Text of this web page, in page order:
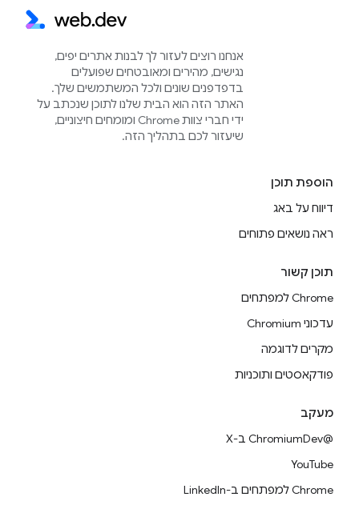
אנחנו רוצים לעזור לך לבנות אתרים יפים,
נגישים, מהירים ומאובטחים שפועלים
בדפדפנים שונים ולכל המשתמשים שלך.
האתר הזה הוא הבית שלנו לתוכן שנכתב על
ידי חברי צוות Chrome ומומחים חיצוניים,
שיעזור לכם בתהליך הזה.
הוספת תוכן
דיווח על באג
ראה נושאים פתוחים
תוכן קשור
Chrome למפתחים
עדכוני Chromium
מקרים לדוגמה
פודקאסטים ותוכניות
מעקב
@ChromiumDev ב-X
YouTube
Chrome למפתחים ב-LinkedIn